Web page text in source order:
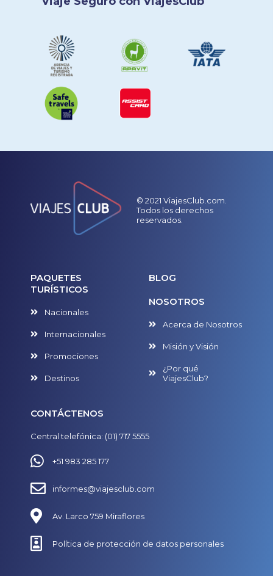
© 2021 ViajesClub.com.
Todos los derechos
reservados.
PAQUETES
TURÍSTICOS
Nacionales
Internacionales
Promociones
Destinos
BLOG
NOSOTROS
Acerca de Nosotros
Misión y Visión
¿Por qué
ViajesClub?
CONTÁCTENOS
Central telefónica: (01) 717 5555
+51 983 285 177
informes@viajesclub.com
Av. Larco 759 Miraflores
Política de protección de datos personales